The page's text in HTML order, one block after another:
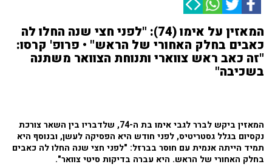
המאזין על אימו (74): "לפני חצי שנה החלו לה
כאבים בחלק האחורי של הראש" • פרופ' קרסו:
"זה כאב ראש צווארי ותנוחת הצוואר משתנה
בשכיבה"
המאזין ביקש לברר לגבי אימו בת ה-74, שלדבריו בין השאר צורכת
נקסיום בגלל גסטריטיס, לפני חודש היא הפסיקה לעשן, ובנוסף היא
תמיד הייתה אנמית עם חוסר בברזל: "לפני חצי שנה החלו לה כאבים
בחלק האחורי של הראש. היא עברה בדיקות סיטי צוואר".